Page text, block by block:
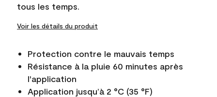
tous les temps.
Voir les détails du produit
Protection contre le mauvais temps
Résistance à la pluie 60 minutes après
l'application
Application jusqu’à 2 °C (35 °F)